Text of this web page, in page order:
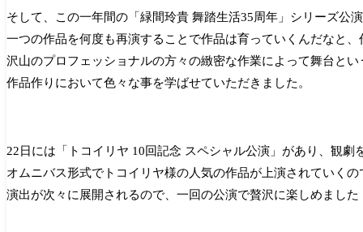
そして、この一年間の「 緑間玲貴 舞踏生活35周年」シリーズ公
一つの作品を何度も再演することで作品は育っていくんだなと
沢山のプロフェッショナルの方々の緻密な作業によって舞台と
作品作りにおいて色々な事を学ばせていただきました。
22日には「 トコイリヤ 10回記念 スペシャル公演 」があり、観劇
オムニバス形式でトコイリヤ様の人気の作品が上演されていく
演出が次々に展開されるので、一回の公演で贅沢に楽しめました